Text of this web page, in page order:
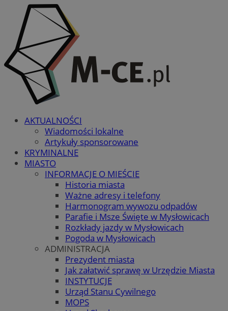
AKTUALNOŚCI
Wiadomości lokalne
Artykuły sponsorowane
KRYMINALNE
MIASTO
INFORMACJE O MIEŚCIE
Historia miasta
Ważne adresy i telefony
Harmonogram wywozu odpadów
Parafie i Msze Święte w Mysłowicach
Rozkłady jazdy w Mysłowicach
Pogoda w Mysłowicach
ADMINISTRACJA
Prezydent miasta
Jak załatwić sprawę w Urzędzie Miasta
INSTYTUCJE
Urząd Stanu Cywilnego
MOPS